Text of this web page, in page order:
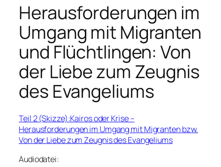
Herausforderungen im
Umgang mit Migranten
und Flüchtlingen: Von
der Liebe zum Zeugnis
des Evangeliums
Teil 2 (Skizze):Kairos oder Krise –
Herausforderungen im Umgang mit Migranten bzw.
Von der Liebe zum Zeugnis des Evangeliums
Audiodatei: